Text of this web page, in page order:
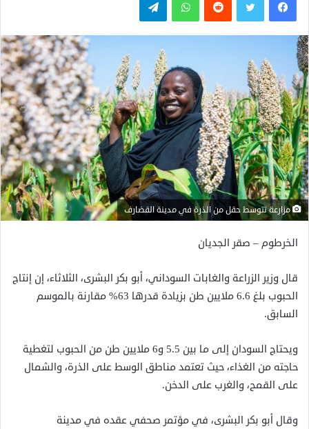
مزارعة تتوسط حقل من الذرة في مدينة القضارف
الخرطوم – صقر الجديان
قال وزير الزراعة والغابات السوداني، أبو بكر البشرى، الثلاثاء، إن إنتاج
الحبوب بلغ 6.6 ملايين طن بزيادة قدرها 63% مقارنة بالموسم
السابق.
ويحتاج السودان إلى ما بين 5.5 و6 ملايين طن من الحبوب لتغطية
حاجته من الغذاء، حيث تعتمد مناطق الوسط على الذرة، والشمال
على القمح، والغرب على الدخن.
وقال أبو بكر البشرى، في مؤتمر صحفي عقده في مدينة